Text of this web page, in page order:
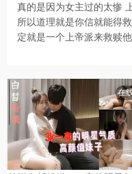
真的是因为女主过的太惨
所以道理就是你信就能得
定就是一个上帝派来救赎